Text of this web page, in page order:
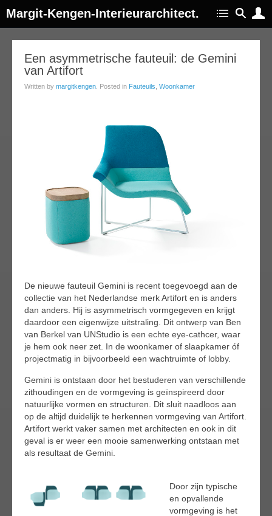
Margit-Kengen-Interieurarchitect.
Een asymmetrische fauteuil: de Gemini
van Artifort
Written by margitkengen . Posted in Fauteuils Woonkamer
De nieuwe fauteuil Gemini is recent toegevoegd aan de
collectie van het Nederlandse merk Artifort en is anders
dan anders. Hij is asymmetrisch vormgegeven en krijgt
daardoor een eigenwijze uitstraling. Dit ontwerp van Ben
van Berkel van UNStudio is een echte eye-cathcer, waar
je hem ook neer zet. In de woonkamer of slaapkamer óf
projectmatig in bijvoorbeeld een wachtruimte of lobby.
Gemini is ontstaan door het bestuderen van verschillende
zithoudingen en de vormgeving is geïnspireerd door
natuurlijke vormen en structuren. Dit sluit naadloos aan
op de altijd duidelijk te herkennen vormgeving van Artifort.
Artifort werkt vaker samen met architecten en ook in dit
geval is er weer een mooie samenwerking ontstaan met
als resultaat de Gemini.
Door zijn typische
en opvallende
vormgeving is het